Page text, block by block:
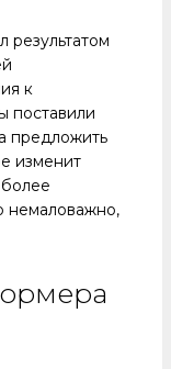
результатом
к
поставили
предложить
изменит
немаловажно,